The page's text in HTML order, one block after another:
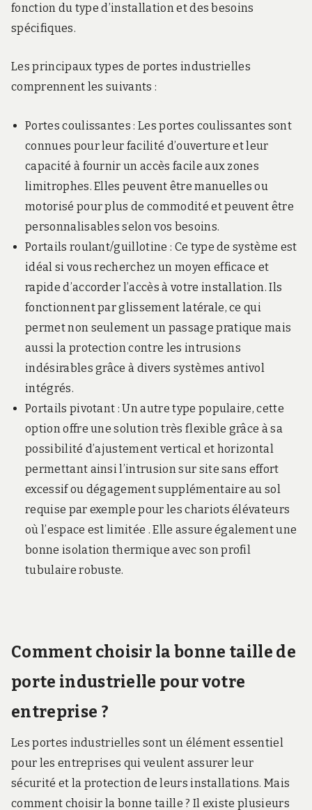
fonction du type d’installation et des besoins
spécifiques.
Les principaux types de portes industrielles
comprennent les suivants :
Portes coulissantes : Les portes coulissantes sont
connues pour leur facilité d’ouverture et leur
capacité à fournir un accès facile aux zones
limitrophes. Elles peuvent être manuelles ou
motorisé pour plus de commodité et peuvent être
personnalisables selon vos besoins.
Portails roulant/guillotine : Ce type de système est
idéal si vous recherchez un moyen efficace et
rapide d’accorder l’accès à votre installation. Ils
fonctionnent par glissement latérale, ce qui
permet non seulement un passage pratique mais
aussi la protection contre les intrusions
indésirables grâce à divers systèmes antivol
intégrés.
Portails pivotant : Un autre type populaire, cette
option offre une solution très flexible grâce à sa
possibilité d’ajustement vertical et horizontal
permettant ainsi l’intrusion sur site sans effort
excessif ou dégagement supplémentaire au sol
requise par exemple pour les chariots élévateurs
où l’espace est limitée . Elle assure également une
bonne isolation thermique avec son profil
tubulaire robuste.
Comment choisir la bonne taille de
porte industrielle pour votre
entreprise ?
Les portes industrielles sont un élément essentiel
pour les entreprises qui veulent assurer leur
sécurité et la protection de leurs installations. Mais
comment choisir la bonne taille ? Il existe plusieurs